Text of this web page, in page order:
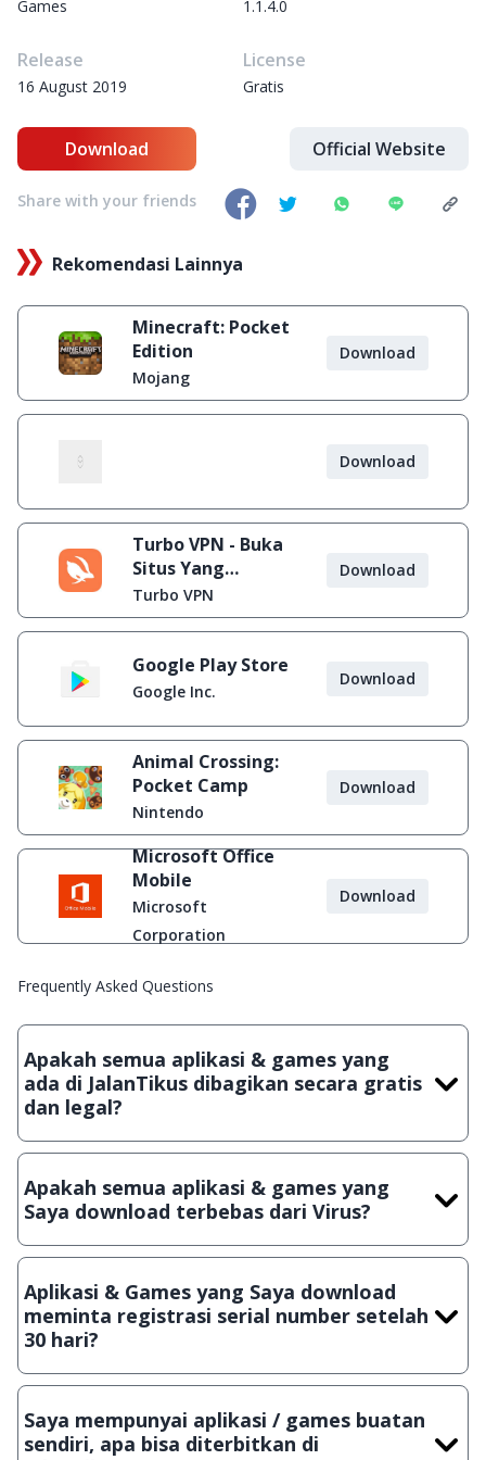
Games 1.1.4.0
Release
16 August 2019
License
Gratis
Download Official Website
Share with your friends
Rekomendasi Lainnya
Minecraft: Pocket
Edition
Mojang
Download
Download
Turbo VPN - Buka
Situs Yang
Diblokir
Turbo VPN
Download
Google Play Store
Google Inc.
Download
Animal Crossing:
Pocket Camp
Nintendo
Download
Microsoft Office
Mobile
Microsoft
Corporation
Download
Frequently Asked Questions
Apakah semua aplikasi & games yang
ada di JalanTikus dibagikan secara gratis
dan legal?
Ya, JalanTikus hanya membagikan aplikasi & games yang
crack, patch atau semacamnya.
Apakah semua aplikasi & games yang
Saya download terbebas dari Virus?
Ya, JalanTikus selalu melakukan scanning dengan 3 jenis
suatu aplikasi atau games, sehingga bisa dijamin 100%
terbebas dari virus.
Aplikasi & Games yang Saya download
meminta registrasi serial number setelah
30 hari?
Meskipun dibagikan secara gratis, namun ada beberapa
hanya bisa digunakan dalam jangka waktu tertentu dan jika
ingin lanjut menggunakannya kamu harus membeli lisensi
Saya mempunyai aplikasi / games buatan
sendiri, apa bisa diterbitkan di